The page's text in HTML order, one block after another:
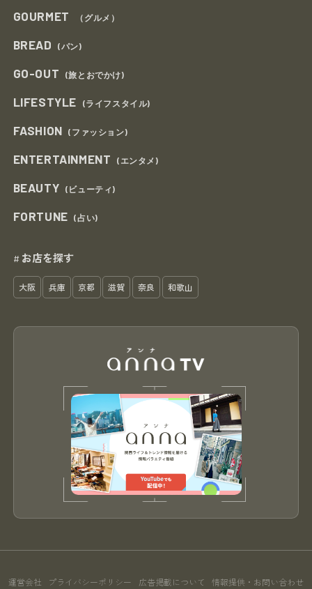
GOURMET （グルメ）
BREAD (パン)
GO-OUT (旅とおでかけ)
LIFESTYLE (ライフスタイル)
FASHION (ファッション)
ENTERTAINMENT (エンタメ)
BEAUTY (ビューティ)
FORTUNE (占い)
# お店を探す
大阪 兵庫 京都 滋賀 奈良 和歌山
運営会社 プライバシーポリシー 広告掲載について 情報提供・お問い合わせ